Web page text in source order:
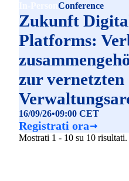
Conference
Zukunft
Platforms:
zur vernetzten
16/09/26•09:00 CET
Registrati ora
Mostrati 1 - 10 su 10 risultati.